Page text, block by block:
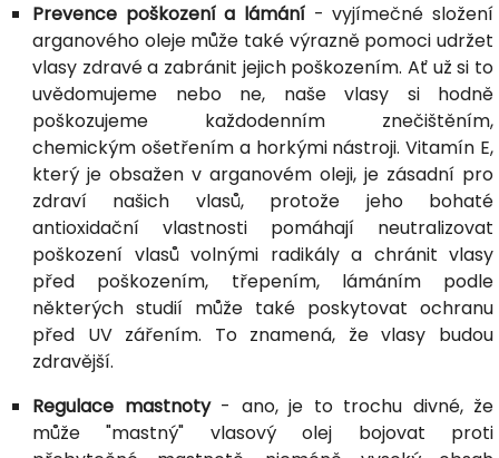
Prevence poškození a lámání - vyjímečné složení
arganového oleje může také výrazně pomoci udržet
vlasy zdravé a zabránit jejich poškozením. Ať už si to
uvědomujeme nebo ne, naše vlasy si hodně
poškozujeme každodenním znečištěním,
chemickým ošetřením a horkými nástroji. Vitamín E,
který je obsažen v arganovém oleji, je zásadní pro
zdraví našich vlasů, protože jeho bohaté
antioxidační vlastnosti pomáhají neutralizovat
poškození vlasů volnými radikály a chránit vlasy
před poškozením, třepením, lámáním podle
některých studií může také poskytovat ochranu
před UV zářením. To znamená, že vlasy budou
zdravější.
Regulace mastnoty- ano, je to trochu divné, že
může "mastný" vlasový olej bojovat proti